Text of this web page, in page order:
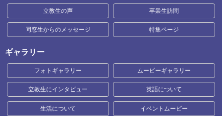
立教生の声 卒業生訪問
同窓生からのメッセージ 特集ページ
ギャラリー
フォトギャラリー ムービーギャラリー
立教生にインタビュー 英語について
生活について イベントムービー